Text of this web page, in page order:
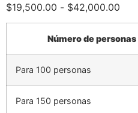
$19,500.00 - $42,000.00
Número de personas
Para 100 personas
Para 150 personas